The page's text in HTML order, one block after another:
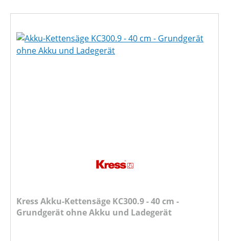
Kress Akku-Kettensäge KC300.9 - 40 cm -
Grundgerät ohne Akku und Ladegerät